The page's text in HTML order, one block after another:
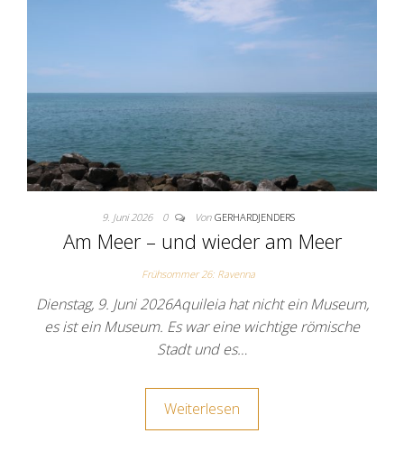
9. Juni 2026 0 Von GERHARDJENDERS
Am Meer – und wieder am Meer
Frühsommer 26: Ravenna
Dienstag, 9. Juni 2026Aquileia hat nicht ein Museum,
es ist ein Museum. Es war eine wichtige römische
Stadt und es…
Weiterlesen